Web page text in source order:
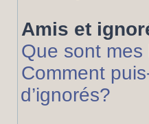
Amis et
Que sont mes
Comment
d’ignorés?